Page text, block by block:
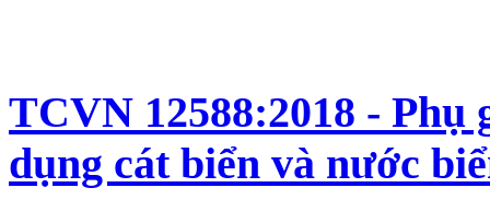
TCVN 12588:2018 - Phụ
dụng cát biển và nước